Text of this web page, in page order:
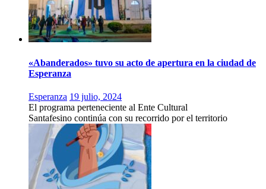
«Abanderados» tuvo su acto de apertura en la ciudad de
Esperanza
Esperanza 19 julio, 2024
El programa perteneciente al Ente Cultural
Santafesino continúa con su recorrido por el territorio